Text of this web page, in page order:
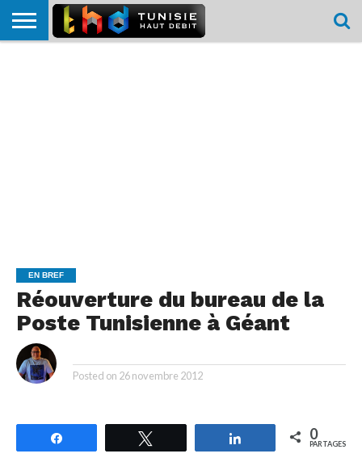
EN BREF
Réouverture du bureau de la
Poste Tunisienne à Géant
Posted on 26 novembre 2012
Partagez 0
PARTAGES